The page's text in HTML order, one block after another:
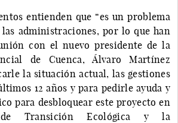
entienden que “es un problema
administraciones, por lo que han
con el nuevo presidente de la
de Cuenca, Álvaro Martínez
la situación actual, las gestiones
12 años y para pedirle ayuda y
para desbloquear este proyecto en
Transición Ecológica y la